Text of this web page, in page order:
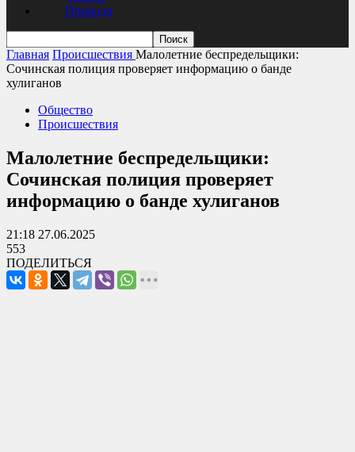
Природа
Главная Происшествия Малолетние беспредельщики:
Сочинская полиция проверяет информацию о банде
хулиганов
Общество
Происшествия
Малолетние беспредельщики:
Сочинская полиция проверяет
информацию о банде хулиганов
21:18 27.06.2025
553
ПОДЕЛИТЬСЯ